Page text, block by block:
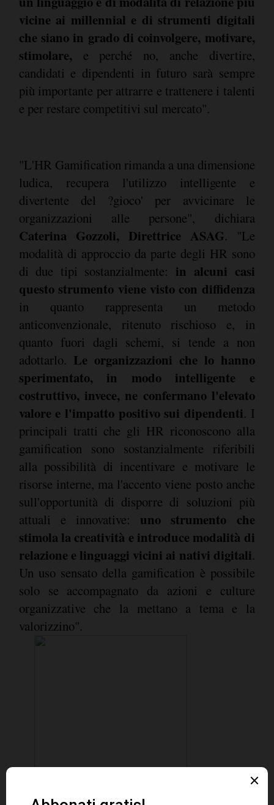
vicine ai millennial e di strumenti digitali
che siano in grado di coinvolgere, motivare,
stimolare, e perché no, anche divertire,
candidati e dipendenti in futuro sarà sempre
più importante per attrarre e trattenere i talenti
e per restare competitivi sul mercato".
"L'HR Gamification rimanda a una dimensione
ludica, recupera l'utilizzo intelligente e
divertente del ?gioco' per avvicinare le
organizzazioni alle persone", dichiara
Caterina Gozzoli, Direttrice ASAG. "Le
modalità di approccio da parte degli HR sono
di due tipi sostanzialmente: in alcuni casi
questo strumento viene visto con diffidenza
in quanto rappresenta un metodo
anticonvenzionale, ritenuto rischioso e, in
quanto fuori dagli schemi, si tende a non
adottarlo. Le organizzazioni che lo hanno
sperimentato, in modo intelligente e
costruttivo, invece, ne confermano l'elevato
valore e l'impatto positivo sui dipendenti. I
principali tratti che gli HR riconoscono alla
gamification sono sostanzialmente riferibili
alla possibilità di incentivare e motivare le
risorse interne, ma l'accento viene posto anche
sull'opportunità di disporre di soluzioni più
attuali e innovative: uno strumento che
stimola la creatività e introduce modalità di
relazione e linguaggi vicini ai nativi digitali.
Un uso sensato della gamification è possibile
solo se accompagnato da azioni e culture
organizzative che la mettano a tema e la
valorizzino".